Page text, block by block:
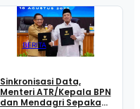
BERITA
Sinkronisasi Data,
Menteri ATR/Kepala BPN
dan Mendagri Sepakati